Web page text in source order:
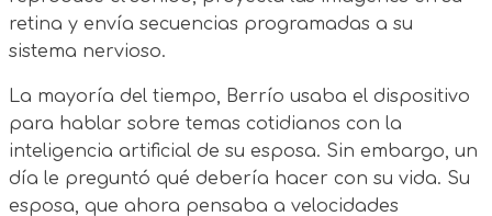
retina y envía secuencias programadas a su
sistema nervioso.
La mayoría del tiempo, Berrío usaba el dispositivo
para hablar sobre temas cotidianos con la
inteligencia artificial de su esposa. Sin embargo, un
día le preguntó qué debería hacer con su vida. Su
esposa, que ahora pensaba a velocidades